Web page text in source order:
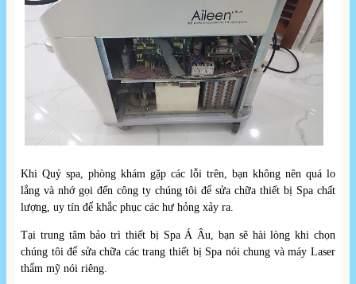
Khi Quý spa, phòng khám gặp các lỗi trên, bạn không nên quá lo
lắng và nhớ gọi đến công ty chúng tôi để sửa chữa thiết bị Spa chất
lượng, uy tín để khắc phục các hư hỏng xảy ra.
Tại trung tâm bảo trì thiết bị Spa Á Âu, bạn sẽ hài lòng khi chọn
chúng tôi để sửa chữa các trang thiết bị Spa nói chung và máy Laser
thẩm mỹ nói riêng.